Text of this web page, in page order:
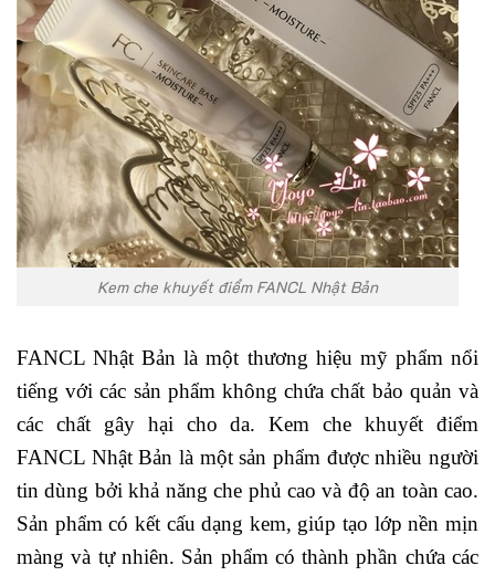
Kem che khuyết điểm FANCL Nhật Bản
FANCL Nhật Bản là một thương hiệu mỹ phẩm nổi
tiếng với các sản phẩm không chứa chất bảo quản và
các chất gây hại cho da. Kem che khuyết điểm
FANCL Nhật Bản là một sản phẩm được nhiều người
tin dùng bởi khả năng che phủ cao và độ an toàn cao.
Sản phẩm có kết cấu dạng kem, giúp tạo lớp nền mịn
màng và tự nhiên. Sản phẩm có thành phần chứa các